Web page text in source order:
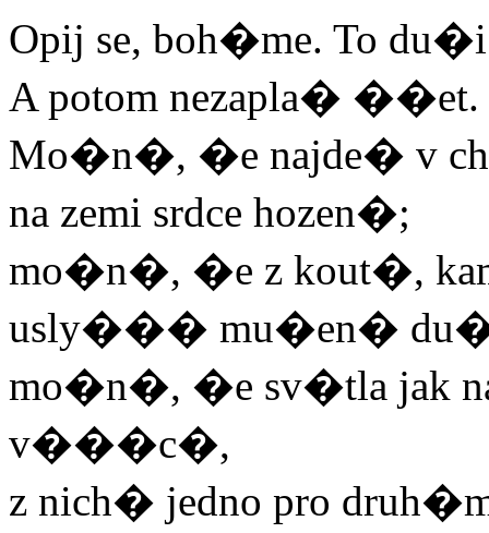
Opij se, boh�me. To
A potom nezapla� ��et.
Mo�n�, �e najde� v
na zemi srdce hozen�;
mo�n�, �e z kout�,
usly��� mu�en�
mo�n�, �e sv�tla jak
v���c�,
z nich� jedno pro druh�m